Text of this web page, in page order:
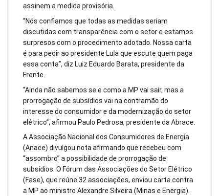
assinem a medida provisória.
“Nós confiamos que todas as medidas seriam
discutidas com transparência com o setor e estamos
surpresos com o procedimento adotado. Nossa carta
é para pedir ao presidente Lula que escute quem paga
essa conta”, diz Luiz Eduardo Barata, presidente da
Frente.
“Ainda não sabemos se e como a MP vai sair, mas a
prorrogação de subsídios vai na contramão do
interesse do consumidor e da modernização do setor
elétrico”, afirmou Paulo Pedrosa, presidente da Abrace.
A Associação Nacional dos Consumidores de Energia
(Anace) divulgou nota afirmando que recebeu com
“assombro” a possibilidade de prorrogação de
subsídios. O Fórum das Associações do Setor Elétrico
(Fase), que reúne 32 associações, enviou carta contra
a MP ao ministro Alexandre Silveira (Minas e Energia).